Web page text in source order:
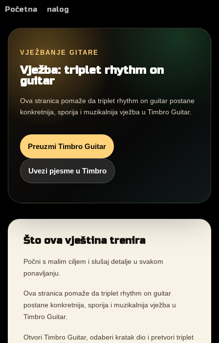
Početna nalog
VJEŽBANJE GITARE
Vježba: triplet rhythm on
guitar
Ova stranica pomaže da triplet rhythm on guitar postane
konkretnija, sporija i muzikalnija vježba u Timbro Guitar.
Preuzmi Timbro Guitar
Uvezi pjesme u Timbro
Što ova vještina trenira
Počni s malim ciljem i slušaj detalje u svakom
ponavljanju.
Ova stranica pomaže da triplet rhythm on guitar
postane konkretnija, sporija i muzikalnija vježba u
Timbro Guitar.
Otvori Timbro Guitar, odaberi kratak dio i pretvori triplet